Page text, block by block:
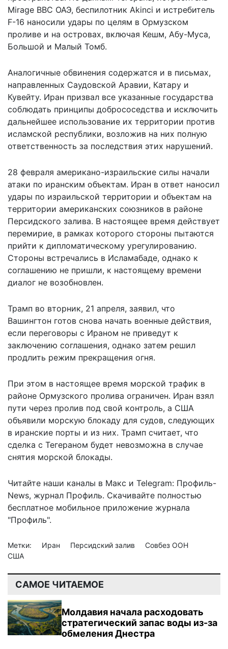
Mirage ВВС ОАЭ, беспилотник Akinci и истребитель
F-16 наносили удары по целям в Ормузском
проливе и на островах, включая Кешм, Абу-Муса,
Большой и Малый Томб.
Аналогичные обвинения содержатся и в письмах,
направленных Саудовской Аравии, Катару и
Кувейту. Иран призвал все указанные государства
соблюдать принципы добрососедства и исключить
дальнейшее использование их территории против
исламской республики, возложив на них полную
ответственность за последствия этих нарушений.
28 февраля американо-израильские силы начали
атаки по иранским объектам. Иран в ответ наносил
удары по израильской территории и объектам на
территории американских союзников в районе
Персидского залива. В настоящее время действует
перемирие, в рамках которого стороны пытаются
прийти к дипломатическому урегулированию.
Стороны встречались в Исламабаде, однако к
соглашению не пришли, к настоящему времени
диалог не возобновлен.
Трамп во вторник, 21 апреля, заявил, что
Вашингтон готов снова начать военные действия,
если переговоры с Ираном не приведут к
заключению соглашения, однако затем решил
продлить режим прекращения огня.
При этом в настоящее время морской трафик в
районе Ормузского пролива ограничен. Иран взял
пути через пролив под свой контроль, а США
объявили морскую блокаду для судов, следующих
в иранские порты и из них. Трамп считает, что
сделка с Тегераном будет невозможна в случае
снятия морской блокады.
Читайте наши каналы в Макс и Telegram: Профиль-
News, журнал Профиль. Скачивайте полностью
бесплатное мобильное приложение журнала
"Профиль".
Метки: Иран Персидский залив
Совбез ООН
США
САМОЕ ЧИТАЕМОЕ
Молдавия начала расходовать
стратегический запас воды из-за
обмеления Днестра